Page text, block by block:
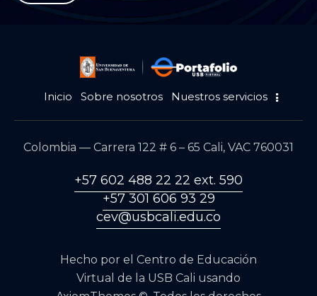
Inicio Sobre nosotros Nuestros servicios
Colombia — Carrera 122 # 6 – 65 Cali, VAC 760031
+57 602 488 22 22 ext. 590
+57 301 606 93 29
cev@usbcali.edu.co
Hecho por el Centro de Educación
Virtual de la USB Cali usando